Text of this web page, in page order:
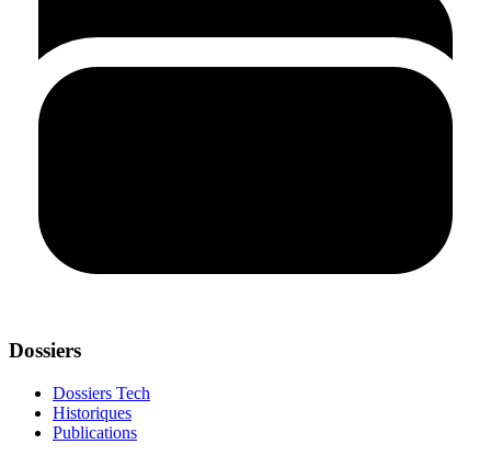
Dossiers
Dossiers Tech
Historiques
Publications